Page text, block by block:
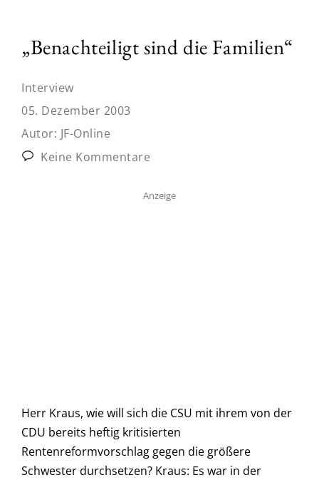
„Benachteiligt sind die Familien“
Interview
05. Dezember 2003
Autor: JF-Online
Keine Kommentare
Anzeige
Herr Kraus, wie will sich die CSU mit ihrem von der
CDU bereits heftig kritisierten
Rentenreformvorschlag gegen die größere
Schwester durchsetzen? Kraus: Es war in der